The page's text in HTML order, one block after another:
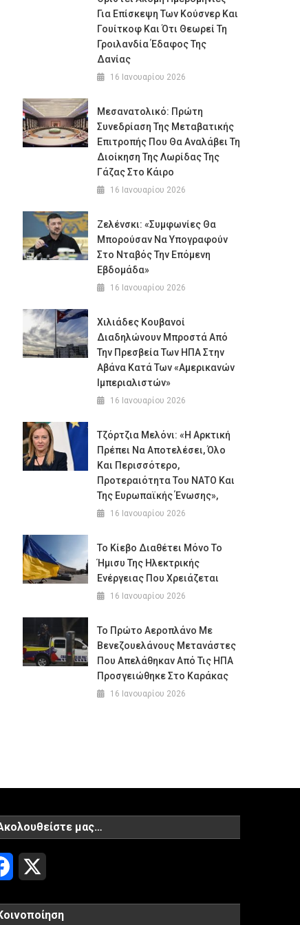
Για Επίσκεψη Των Κούσνερ Και
Γουίτκοφ Και Ότι Θεωρεί Τη
Γροιλανδία Έδαφος Της
Δανίας
16 Ιανουαρίου 2026
Μεσανατολικό: Πρώτη
Συνεδρίαση Της Μεταβατικής
Επιτροπής Που Θα Αναλάβει Τη
Διοίκηση Της Λωρίδας Της
Γάζας Στο Κάιρο
16 Ιανουαρίου 2026
Ζελένσκι: «Συμφωνίες Θα
Μπορούσαν Να Υπογραφούν
Στο Νταβός Την Επόμενη
Εβδομάδα»
16 Ιανουαρίου 2026
Χιλιάδες Κουβανοί
Διαδηλώνουν Μπροστά Από
Την Πρεσβεία Των ΗΠΑ Στην
Αβάνα Κατά Των «Αμερικανών
Ιμπεριαλιστών»
16 Ιανουαρίου 2026
Τζόρτζια Μελόνι: «Η Αρκτική
Πρέπει Να Αποτελέσει, Όλο
Και Περισσότερο,
Προτεραιότητα Του ΝΑΤΟ Και
Της Ευρωπαϊκής Ένωσης»,
16 Ιανουαρίου 2026
Το Κίεβο Διαθέτει Μόνο Το
Ήμισυ Της Ηλεκτρικής
Ενέργειας Που Χρειάζεται
16 Ιανουαρίου 2026
Το Πρώτο Αεροπλάνο Με
Βενεζουελάνους Μετανάστες
Που Απελάθηκαν Από Τις ΗΠΑ
Προσγειώθηκε Στο Καράκας
16 Ιανουαρίου 2026
μας…
Facebook